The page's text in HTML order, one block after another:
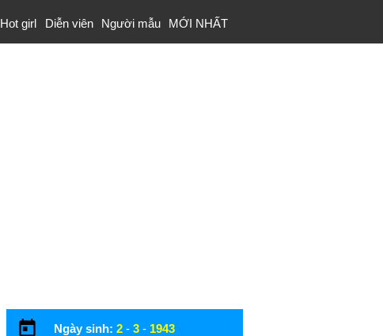
Hot girl Diễn viên Người mẫu MỚI NHẤT
Ngày sinh: 2 - 3 - 1943